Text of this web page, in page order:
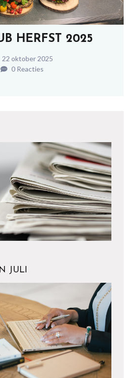
HERFST 2025
22 oktober 2025
0 Reacties
JULI